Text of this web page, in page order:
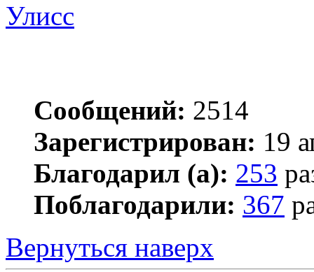
Улисс
Сообщений: 2514
Зарегистрирован: 19
Благодарил (а): 253
Поблагодарили: 367
Вернуться наверх